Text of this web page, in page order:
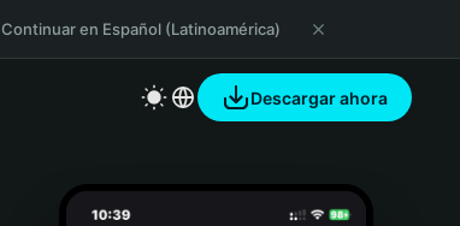
Continuar en Español (Latinoamérica)
Descargar ahora